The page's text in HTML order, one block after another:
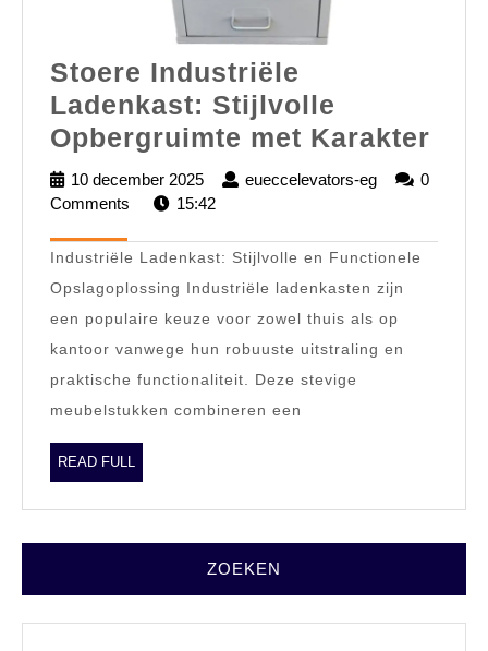
Stoere Industriële
Ladenkast: Stijlvolle
Opbergruimte met Karakter
10 december 2025
10
december
eueccelevators-eg
0
Comments
15:42
Industriële Ladenkast: Stijlvolle en Functionele
Opslagoplossing Industriële ladenkasten zijn
een populaire keuze voor zowel thuis als op
kantoor vanwege hun robuuste uitstraling en
praktische functionaliteit. Deze stevige
meubelstukken combineren een
READ FULL
FULL
ZOEKEN